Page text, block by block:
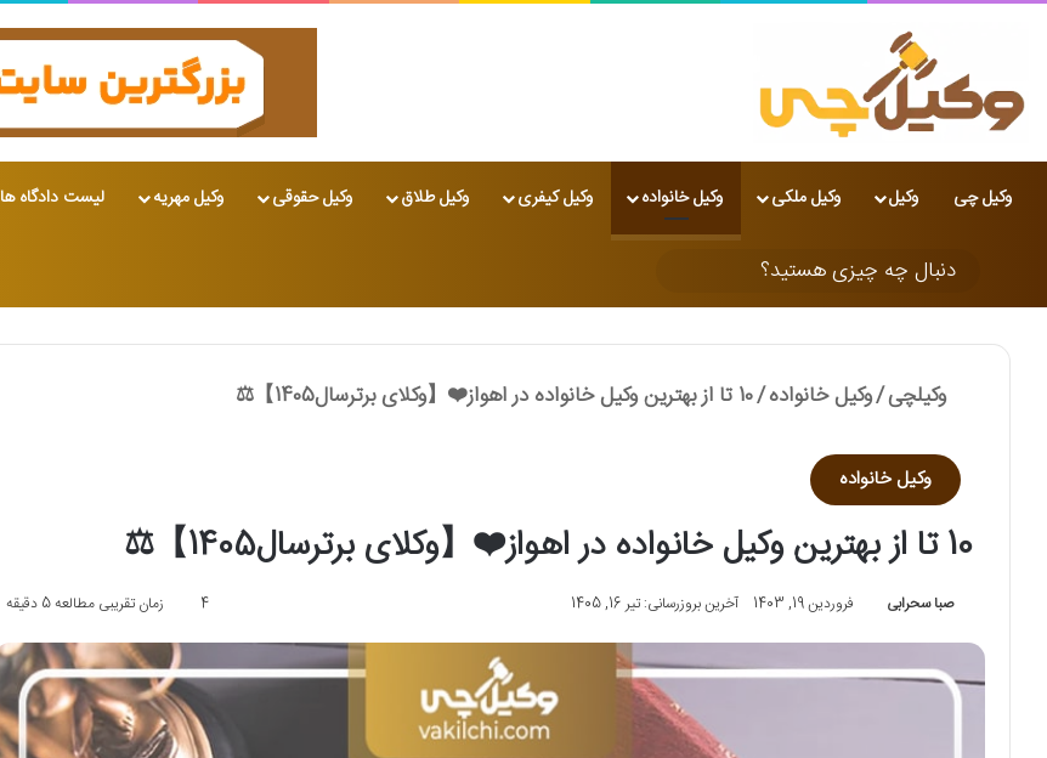
وکیل چی وکیل وکیل ملکی وکیل خانواده وکیل کیفری وکیل طلاق وکیل حقوقی وکیل مهریه لیست دادگاه ها
تغییر پوسته
چه
هستید؟
وکیلچی/وکیل خانواده/10 تا از بهترین وکیل خانواده در اهواز❤️【وکلای برترسال1405】⚖️
وکیل خانواده
10 تا از بهترین وکیل خانواده در اهواز❤️【وکلای برترسال1405】⚖️
صبا سحرابی فروردین 19, 1403 آخرین بروزرسانی: تیر 16, 1405 4 زمان تقریبی مطالعه 5 دقیقه